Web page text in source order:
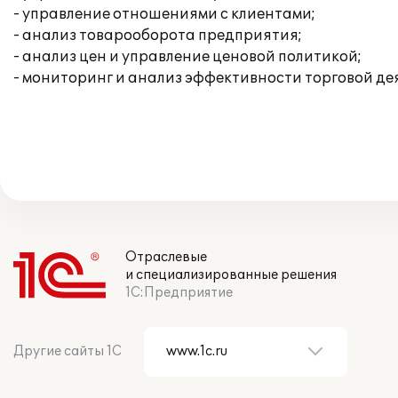
- управление отношениями с клиентами;
- анализ товарооборота предприятия;
- анализ цен и управление ценовой политикой;
- мониторинг и анализ эффективности торговой
Отраслевые
и специализированные решения
1С:Предприятие
Другие сайты 1С